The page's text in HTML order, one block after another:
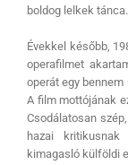
boldog lelkek
Évekkel később,
operafilmet
operát egy bennem
A film mottójának
Csodálatosan
hazai
kimagasló külföldi